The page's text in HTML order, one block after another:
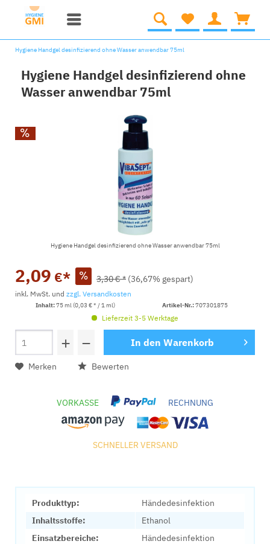
Hygiene Handgel desinfizierend ohne Wasser anwendbar 75ml
Hygiene Handgel desinfizierend ohne
Wasser anwendbar 75ml
Hygiene Handgel desinfizierend ohne Wasser anwendbar 75ml
2,09 €* 3,30 € * (36,67% gespart)
inkl. MwSt. und zzgl. Versandkosten
Inhalt:75 ml (0,03 € * / 1 ml) Artikel-Nr.:707301875
Lieferzeit 3-5 Werktage
+ − In den Warenkorb
Merken Bewerten
VORKASSE RECHNUNG
SCHNELLER VERSAND
Produkttyp:
Händedesinfektion
Inhaltsstoffe:
Ethanol
Einsatzbereiche:
Händedesinfektion